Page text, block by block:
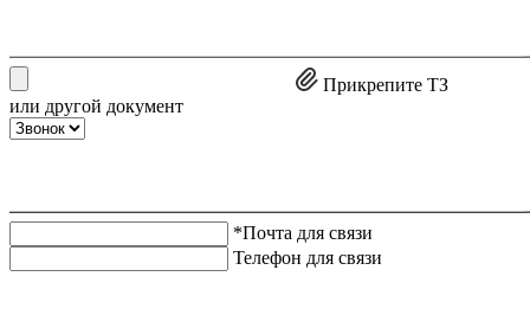
Прикрепите ТЗ
или другой документ
*Почта для связи
Телефон для связи